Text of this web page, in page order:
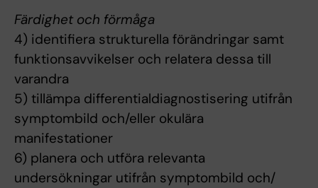
Färdighet och förmåga
4) identifiera strukturella förändringar samt
funktionsavvikelser och relatera dessa till
varandra
5) tillämpa differentialdiagnostisering utifrån
symptombild och/eller okulära
manifestationer
6) planera och utföra relevanta
undersökningar utifrån symptombild och/